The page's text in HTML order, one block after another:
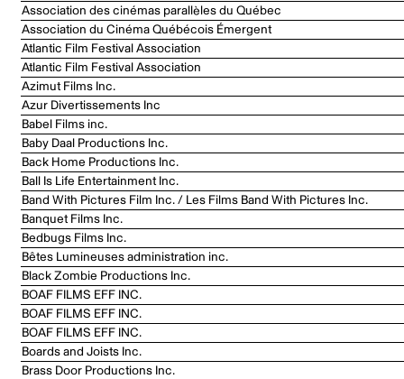
Association des cinémas parallèles du Québec
Association du Cinéma Québécois Émergent
Atlantic Film Festival Association
Atlantic Film Festival Association
Azimut Films Inc.
Azur Divertissements Inc
Babel Films inc.
Baby Daal Productions Inc.
Back Home Productions Inc.
Ball Is Life Entertainment Inc.
Band With Pictures Film Inc. / Les Films Band With Pictures Inc.
Banquet Films Inc.
Bedbugs Films Inc.
Bêtes Lumineuses administration inc.
Black Zombie Productions Inc.
BOAF FILMS EFF INC.
BOAF FILMS EFF INC.
BOAF FILMS EFF INC.
Boards and Joists Inc.
Brass Door Productions Inc.